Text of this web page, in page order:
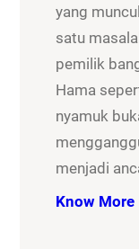
yang
satu
pemilik
Hama
nyamuk
menjadi
Know More